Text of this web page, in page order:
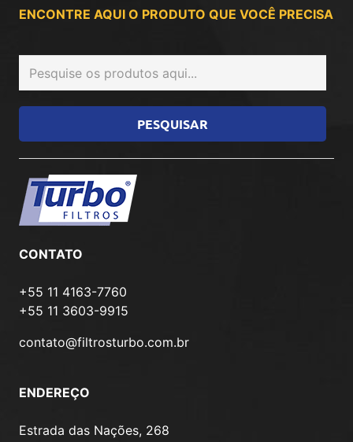
ENCONTRE AQUI O PRODUTO QUE VOCÊ PRECISA
CONTATO
+55 11 4163-7760
+55 11 3603-9915
contato@filtrosturbo.com.br
ENDEREÇO
Estrada das Nações, 268